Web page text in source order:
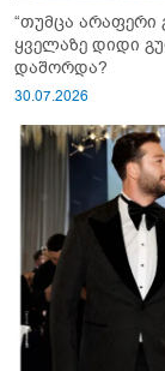
“თუმცა არაფერი
ყველაზე დიდი
დაშორდა?
30.07.2026